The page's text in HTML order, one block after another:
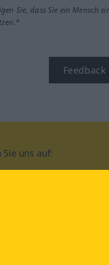
Sie, dass Sie ein Mensch
Sie uns auf: